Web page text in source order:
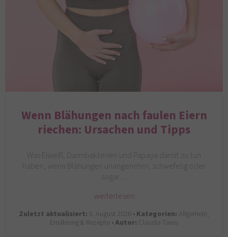
Wenn Blähungen nach faulen Eiern
riechen: Ursachen und Tipps
Was Eiweiß, Darmbakterien und Papaya damit zu tun
haben, wenn Blähungen unangenehm, schwefelig oder
sogar…
weiterlesen
Zuletzt aktualisiert: 5. August 2026 •Kategorien: Allgemein,
Ernährung & Rezepte •Autor: Claudia Tawo